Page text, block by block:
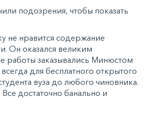
подозрения, чтобы показать
не нравится содержание
Он оказался великим
работы заказывались Минюстом
для бесплатного открытого
вуза до любого чиновника.
достаточно банально и